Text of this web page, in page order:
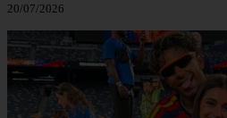
20/07/2026